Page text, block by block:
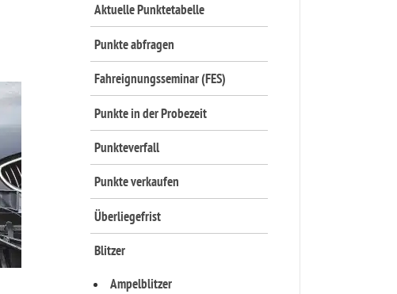
Aktuelle Punktetabelle
Punkte abfragen
Fahreignungsseminar (FES)
Punkte in der Probezeit
Punkteverfall
Punkte verkaufen
Überliegefrist
Blitzer
Ampelblitzer